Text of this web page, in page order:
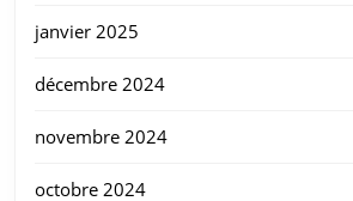
janvier 2025
décembre 2024
novembre 2024
octobre 2024